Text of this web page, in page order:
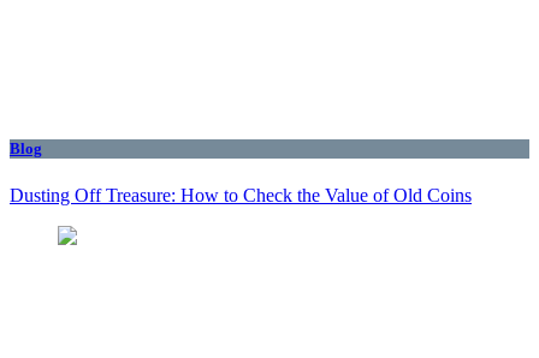
Blog
Dusting Off Treasure: How to Check the Value of Old Coins